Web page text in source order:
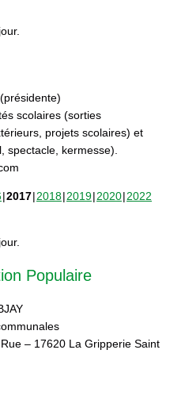
scolaires (sorties
projets scolaires) et
spectacle, kermesse).
2017 2018 2019 2020 2022
Populaire
– 17620 La Gripperie Saint